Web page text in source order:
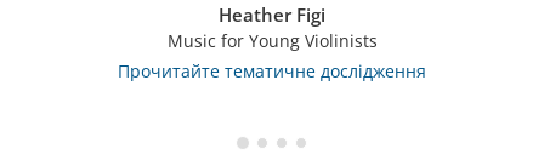
Heather Figi
Music for Young Violinists
Прочитайте тематичне дослідження